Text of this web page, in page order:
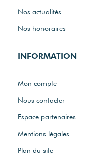
Nos actualités
Nos honoraires
INFORMATION
Mon compte
Nous contacter
Espace partenaires
Mentions légales
Plan du site